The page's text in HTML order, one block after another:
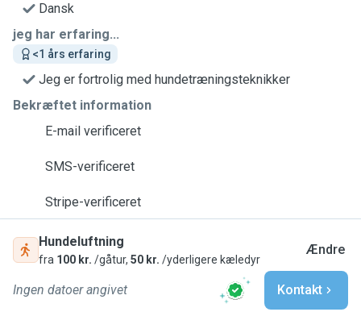
Dansk
jeg har erfaring...
<1 års erfaring
Jeg er fortrolig med hundetræningsteknikker
Bekræftet information
E-mail verificeret
SMS-verificeret
Stripe-verificeret
Hundeluftning
fra 100 kr. /gåtur, 50 kr. /yderligere kæledyr
Ændre
Ingen datoer angivet Kontakt